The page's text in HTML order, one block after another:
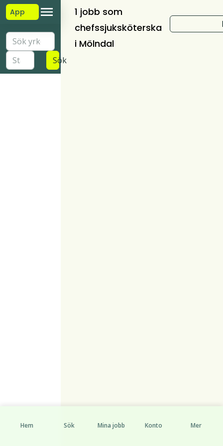
App
Sök
1 jobb som
chefssjuksköterska
i Mölndal
Hem Sök Mina jobb Konto Mer